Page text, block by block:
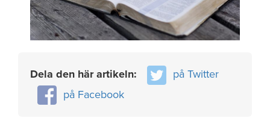
Dela den här artikeln:
på Twitter
på Facebook